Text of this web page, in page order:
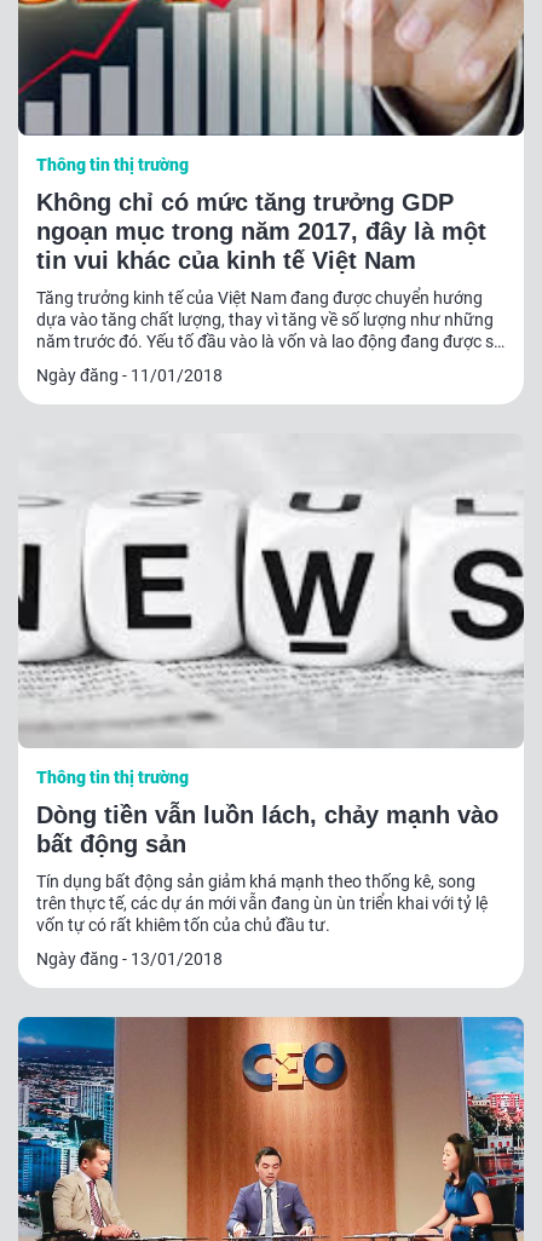
Thông tin thị trường
Không chỉ có mức tăng trưởng GDP
ngoạn mục trong năm 2017, đây là một
tin vui khác của kinh tế Việt Nam
Tăng trưởng kinh tế của Việt Nam đang được chuyển hướng
dựa vào tăng chất lượng, thay vì tăng về số lượng như những
năm trước đó. Yếu tố đầu vào là vốn và lao động đang được sử
Ngày đăng - 11/01/2018
Thông tin thị trường
Dòng tiền vẫn luồn lách, chảy mạnh vào
bất động sản
Tín dụng bất động sản giảm khá mạnh theo thống kê, song
trên thực tế, các dự án mới vẫn đang ùn ùn triển khai với tỷ lệ
vốn tự có rất khiêm tốn của chủ đầu tư.
Ngày đăng - 13/01/2018